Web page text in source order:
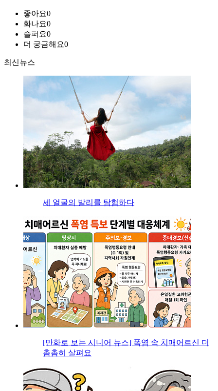
좋아요0
화나요0
슬퍼요0
더 궁금해요0
최신뉴스
세 얼굴의 발리를 탐험하다
[만화로 보는 시니어 뉴스] 폭염 속 치매어르신 더
촘촘히 살펴요